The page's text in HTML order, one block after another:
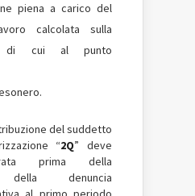
piena a carico del
calcolata sulla
di cui al punto
del suddetto
“2Q” deve
prima della
della denuncia